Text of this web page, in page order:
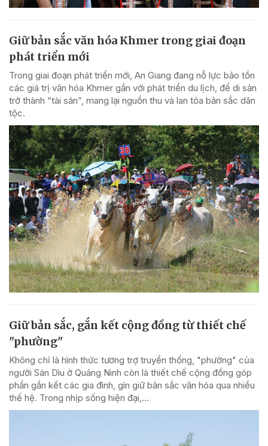
Giữ bản sắc văn hóa Khmer trong giai đoạn
phát triển mới
Trong giai đoạn phát triển mới, An Giang đang nỗ lực bảo tồn
các giá trị văn hóa Khmer gắn với phát triển du lịch, để di sản
trở thành “tài sản”, mang lại nguồn thu và lan tỏa bản sắc dân
tộc.
Giữ bản sắc, gắn kết cộng đồng từ thiết chế
"phường"
Không chỉ là hình thức tương trợ truyền thống, "phường" của
người Sán Dìu ở Quảng Ninh còn là thiết chế cộng đồng góp
phần gắn kết các gia đình, gìn giữ bản sắc văn hóa qua nhiều
thế hệ. Trong nhịp sống hiện đại,...